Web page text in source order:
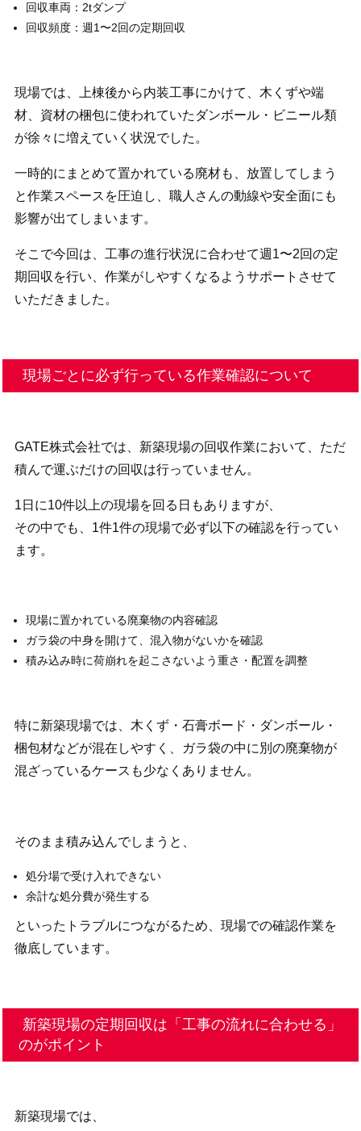
回収車両：2tダンプ
回収頻度：週1〜2回の定期回収
現場では、上棟後から内装工事にかけて、木くずや端
材、資材の梱包に使われていたダンボール・ビニール類
が徐々に増えていく状況でした。
一時的にまとめて置かれている廃材も、放置してしまう
と作業スペースを圧迫し、職人さんの動線や安全面にも
影響が出てしまいます。
そこで今回は、工事の進行状況に合わせて週1〜2回の定
期回収を行い、作業がしやすくなるようサポートさせて
いただきました。
現場ごとに必ず行っている作業確認について
GATE株式会社では、新築現場の回収作業において、ただ
積んで運ぶだけの回収は行っていません。
1日に10件以上の現場を回る日もありますが、
その中でも、1件1件の現場で必ず以下の確認を行ってい
ます。
現場に置かれている廃棄物の内容確認
ガラ袋の中身を開けて、混入物がないかを確認
積み込み時に荷崩れを起こさないよう重さ・配置を調整
特に新築現場では、木くず・石膏ボード・ダンボール・
梱包材などが混在しやすく、ガラ袋の中に別の廃棄物が
混ざっているケースも少なくありません。
そのまま積み込んでしまうと、
処分場で受け入れできない
余計な処分費が発生する
といったトラブルにつながるため、現場での確認作業を
徹底しています。
新築現場の定期回収は「工事の流れに合わせる」
のがポイント
新築現場では、